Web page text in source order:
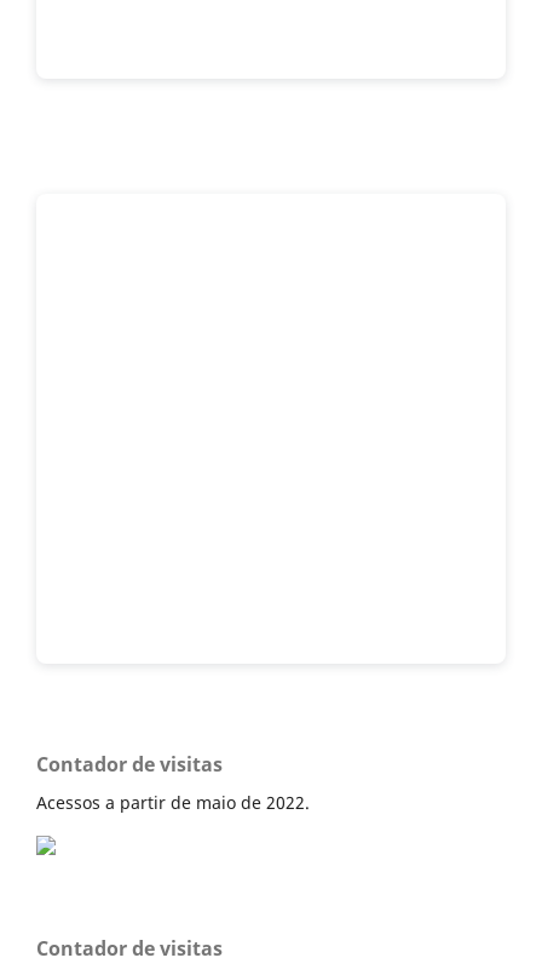
Contador de visitas
Acessos a partir de maio de 2022.
Contador de visitas